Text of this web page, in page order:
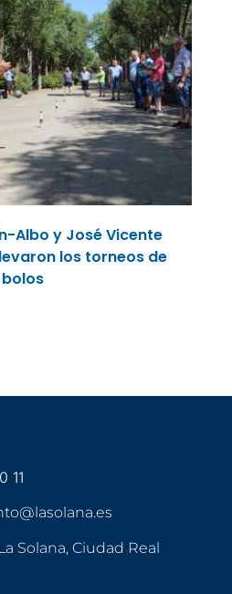
Albo y José Vicente
los torneos de
11
Solana, Ciudad Real